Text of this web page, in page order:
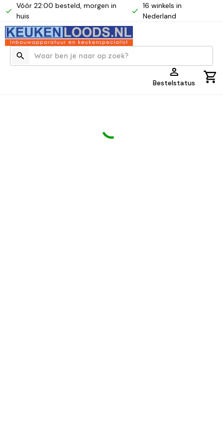
Vóór 22:00 besteld, morgen in
huis
16 winkels in
Nederland
Bestelstatus